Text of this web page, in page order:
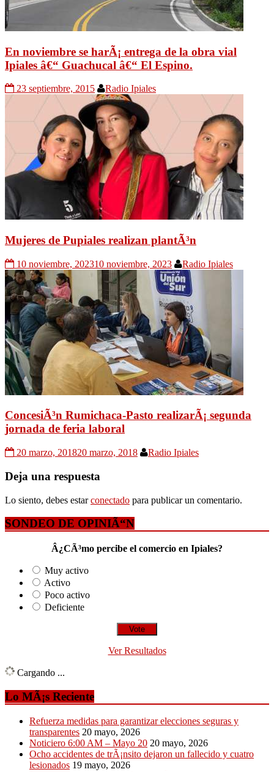
En noviembre se harÃ¡ entrega de la obra vial
Ipiales â€“ Guachucal â€“ El Espino.
23 septiembre, 2015 Radio Ipiales
Mujeres de Pupiales realizan plantÃ³n
10 noviembre, 202310 noviembre, 2023 Radio Ipiales
ConcesiÃ³n Rumichaca-Pasto realizarÃ¡ segunda
jornada de feria laboral
20 marzo, 201820 marzo, 2018 Radio Ipiales
Deja una respuesta
Lo siento, debes estarconectado para publicar un comentario.
SONDEO DE OPINIÃ“N
Â¿CÃ³mo percibe el comercio en Ipiales?
Muy activo
Activo
Poco activo
Deficiente
Ver Resultados
Cargando ...
Lo MÃ¡s Reciente
Refuerza medidas para garantizar elecciones seguras y
transparentes 20 mayo, 2026
Noticiero 6:00 AM – Mayo 20 20 mayo, 2026
Ocho accidentes de trÃ¡nsito dejaron un fallecido y cuatro
lesionados 19 mayo, 2026